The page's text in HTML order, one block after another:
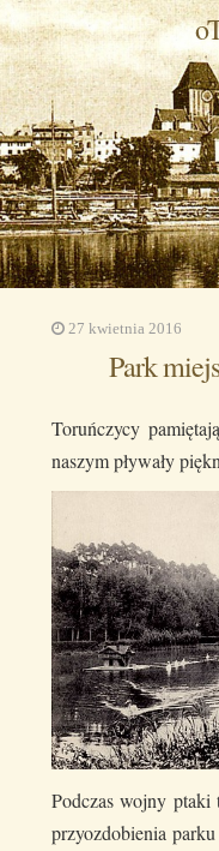
27 kwietnia 2016
Park
Toruńczycy
naszym pływały
Podczas wojny ptaki
przyozdobienia